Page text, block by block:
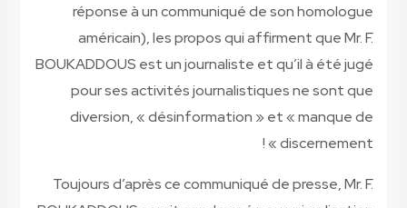
réponse à un communiqué de
américain), les propos qui
BOUKADDOUS est un journaliste et
pour ses activités
diversion, « désinformation »
Toujours d’après ce communiqué